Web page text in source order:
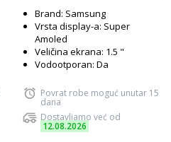
Brand: Samsung
Vrsta display-a: Super
Amoled
Veličina ekrana: 1.5 "
Vodootporan: Da
Povrat robe moguć unutar 15
dana
Dostavljamo već od
12.08.2026